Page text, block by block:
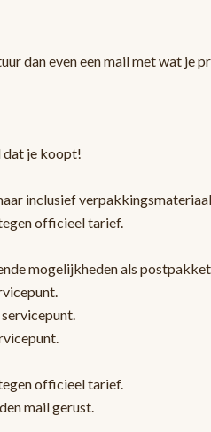
dan even een mail met wat je
dat je koopt!
inclusief verpakkingsmateriaal
officieel tarief.
mogelijkheden als
officieel tarief.
mail gerust.